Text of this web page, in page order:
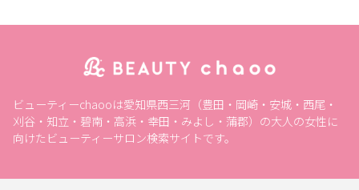
ビューティーchaooは愛知県西三河（豊田・岡崎・安城・西尾・
刈谷・知立・碧南・高浜・幸田・みよし・蒲郡）の大人の女性に
向けたビューティーサロン検索サイトです。